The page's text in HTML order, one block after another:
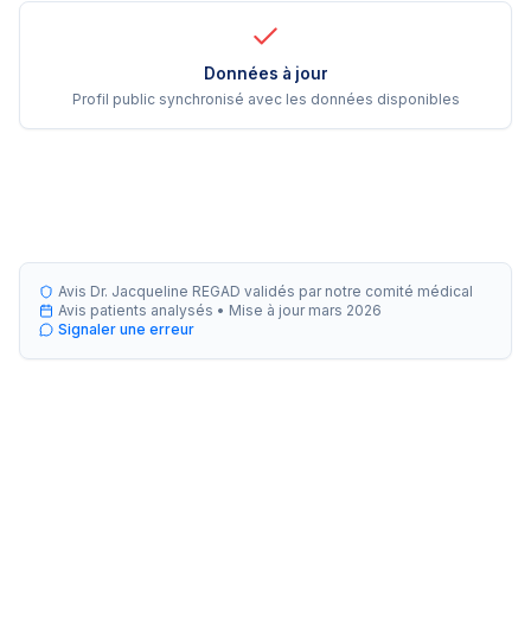
Données à jour
Profil public synchronisé avec les données disponibles
Avis Dr. Jacqueline REGAD validés par notre comité médical
Avis patients analysés • Mise à jour mars 2026
Signaler une erreur